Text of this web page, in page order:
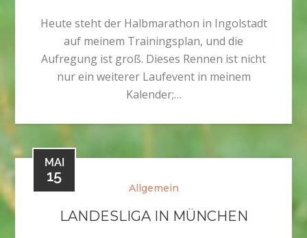
Heute steht der Halbmarathon in Ingolstadt
auf meinem Trainingsplan, und die
Aufregung ist groß. Dieses Rennen ist nicht
nur ein weiterer Laufevent in meinem
Kalender;…
MAI
15
Allgemein
LANDESLIGA IN MÜNCHEN